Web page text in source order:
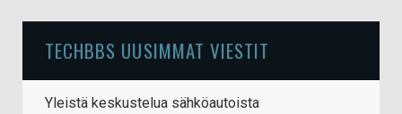
TECHBBS UUSIMMAT VIESTIT
Yleistä keskustelua sähköautoista